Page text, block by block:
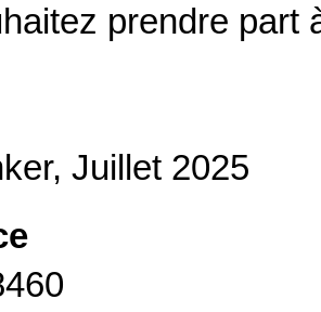
prendre part
Juillet 2025